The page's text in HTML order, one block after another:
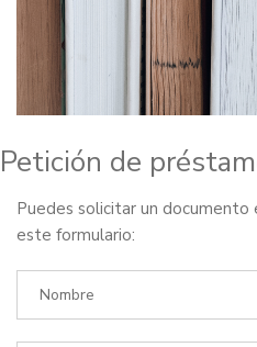
Petición de
Puedes solicitar un
este formulario: